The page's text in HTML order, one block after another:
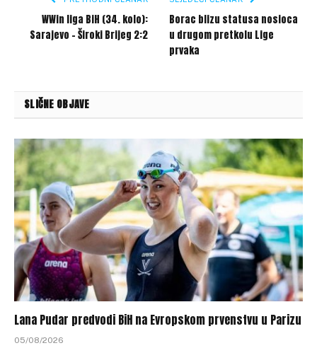
WWin liga BiH (34. kolo):
Sarajevo – Široki Brijeg 2:2
Borac blizu statusa nosioca
u drugom pretkolu Lige
prvaka
SLIČNE OBJAVE
Lana Pudar predvodi BiH na Evropskom prvenstvu u Parizu
05/08/2026